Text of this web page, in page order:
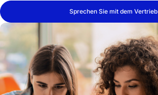
Sprechen Sie mit dem Vertrieb